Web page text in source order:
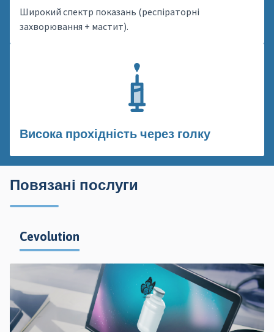
Широкий спектр показань (респіраторні
захворювання + мастит).
Висока прохідність через голку
Повязані послуги
Cevolution